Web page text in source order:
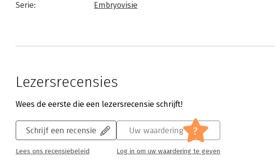
Serie:
Embryovisie
Lezersrecensies
Wees de eerste die een lezersrecensie schrijft!
Schrijf een recensie
Lees ons recensiebeleid
Uw waardering ?
Log in om uw waardering te geven